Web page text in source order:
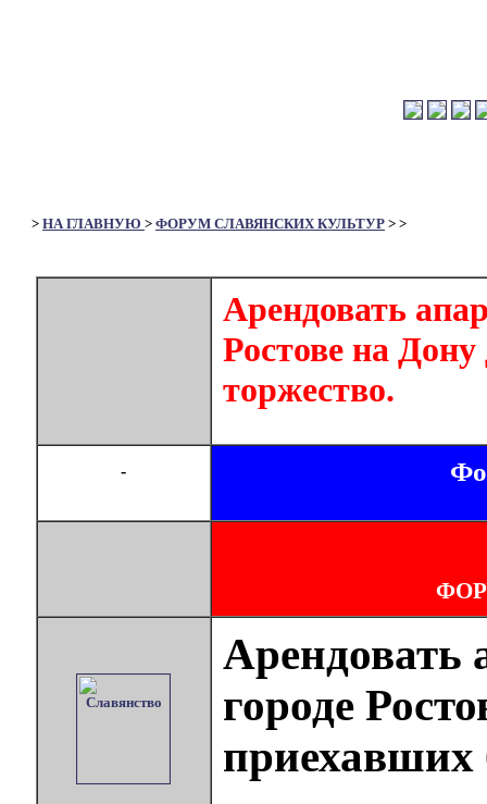
> НА ГЛАВНУЮ > ФОРУМ СЛАВЯНСКИХ КУЛЬТУР > >
Арендовать
Ростове на
торжество.
-
Арендовать
городе
приехавших